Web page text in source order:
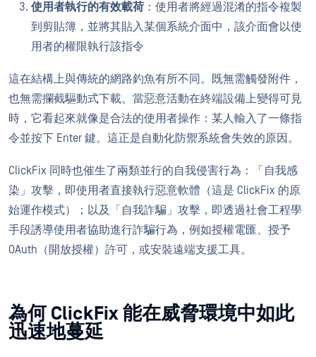
使用者執行的有效載荷 ：使用者將經過混淆的指令複製
到剪貼簿，並將其貼入某個系統介面中，該介面會以使
用者的權限執行該指令
這在結構上與傳統的網路釣魚有所不同。既無需觸發附件，
也無需攔截驅動式下載。當惡意活動在終端設備上變得可見
時，它看起來就像是合法的使用者操作：某人輸入了一條指
令並按下 Enter 鍵。這正是自動化防禦系統會失效的原因。
ClickFix 同時也催生了兩類並行的自我侵害行為：「自我感
染」攻擊，即使用者直接執行惡意軟體（這是 ClickFix 的原
始運作模式）；以及「自我詐騙」攻擊，即透過社會工程學
手段誘導使用者協助進行詐騙行為，例如授權電匯、授予
OAuth（開放授權）許可，或安裝遠端支援工具。
為何 ClickFix 能在威脅環境中如此
迅速地蔓延